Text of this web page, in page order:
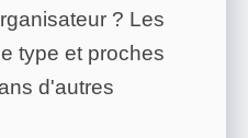
? Les
type et proches
d'autres